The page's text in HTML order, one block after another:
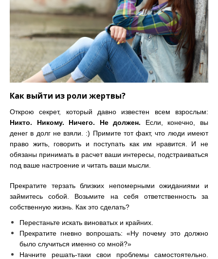
Как выйти из роли жертвы?
Открою секрет, который давно известен всем взрослым:
Никто. Никому. Ничего. Не должен. Если, конечно, вы
денег в долг не взяли. :) Примите тот факт, что люди имеют
право жить, говорить и поступать как им нравится. И не
обязаны принимать в расчет ваши интересы, подстраиваться
под ваше настроение и читать ваши мысли.
Прекратите терзать близких непомерными ожиданиями и
займитесь собой. Возьмите на себя ответственность за
собственную жизнь. Как это сделать?
Перестаньте искать виноватых и крайних.
Прекратите гневно вопрошать: «Ну почему это должно
было случиться именно со мной?»
Начните решать-таки свои проблемы самостоятельно.